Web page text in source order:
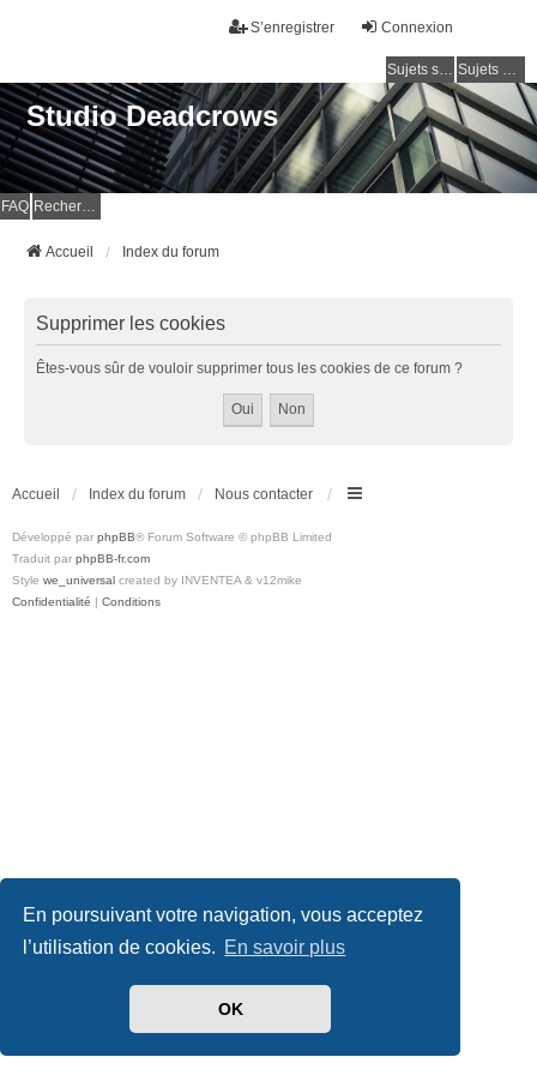
En poursuivant votre navigation, vous acceptez
l’utilisation de cookies. En savoir plus
OK
Connexion
S’enregistrer
Sujets sans réponse Sujets actifs
Studio Deadcrows
FAQ Rechercher
Accueil Index du forum
Supprimer les cookies
Êtes-vous sûr de vouloir supprimer tous les cookies de ce forum ?
Accueil Index du forum Nous contacter
Développé par phpBB® Forum Software © phpBB Limited
Traduit par phpBB-fr.com
Style we_universal created by INVENTEA & v12mike
Confidentialité | Conditions